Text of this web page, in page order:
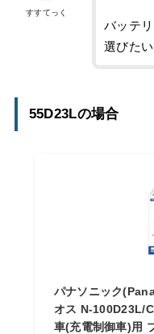
すすてっく
バッテ
選びたい
55D23Lの場合
パナソニック
オス N-100D23L/
車(充電制御車)用